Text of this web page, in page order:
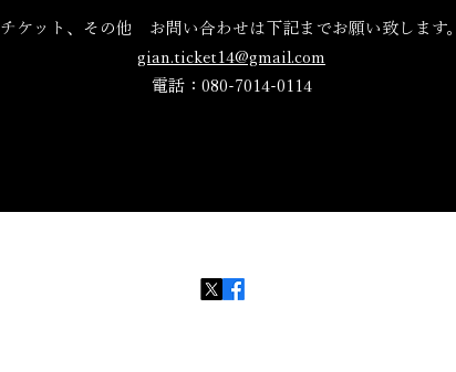
チケット、その他 お問い合わせは下記までお願い致します。
gian.ticket14@gmail.com
電話：080-7014-0114